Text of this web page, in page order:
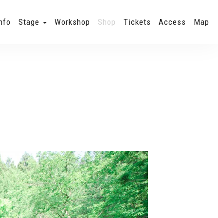
Stage Workshop Shop Tickets Access Map